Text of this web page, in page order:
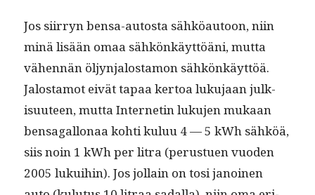
Jos siir­ryn ben­sa-autos­ta sähköau­toon, niin
minä lisään omaa sähkönkäyt­töäni, mut­ta
vähen­nän öljyn­jalosta­mon sähkönkäyt­töä.
Jalosta­mot eivät tapaa ker­toa luku­jaan julk­
isu­u­teen, mut­ta Inter­netin luku­jen mukaan
ben­sagal­lon­aa kohti kuluu 4 — 5 kWh sähköä,
siis noin 1 kWh per litra (perustuen vuo­den
2005 lukui­hin). Jos jol­lain on tosi janoinen